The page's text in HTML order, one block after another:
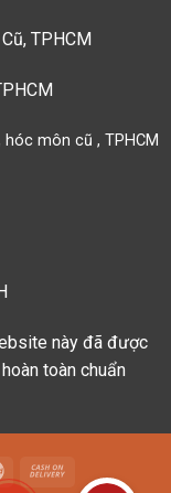
TPHCM
môn cũ , TPHCM
này đã được
toàn chuẩn